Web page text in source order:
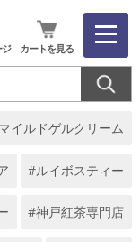
イルドゲルクリーム
#ルイボスティー
#神戸紅茶専門店
カートを見る